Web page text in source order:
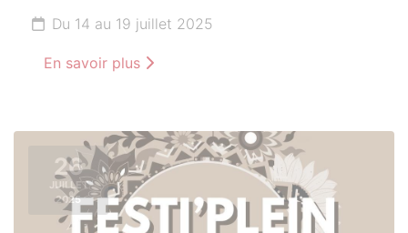
Du 14 au 19 juillet 2025
En savoir plus
26
JUILLET
2025